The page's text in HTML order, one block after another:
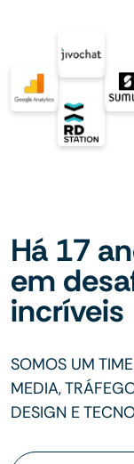
Há 17
em
incríveis
SOMOS UM
MEDIA,
DESIGN E